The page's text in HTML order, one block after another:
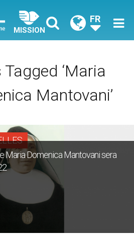
MISSION
FR
Tagged ‘Maria
Mantovani’
Maria Domenica Mantovani sera